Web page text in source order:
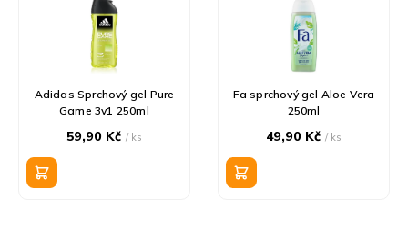
u
Adidas Sprchový gel Pure
Game 3v1 250ml
59,90 Kč/ ks
Fa sprchový gel Aloe Vera
250ml
49,90 Kč/ ks